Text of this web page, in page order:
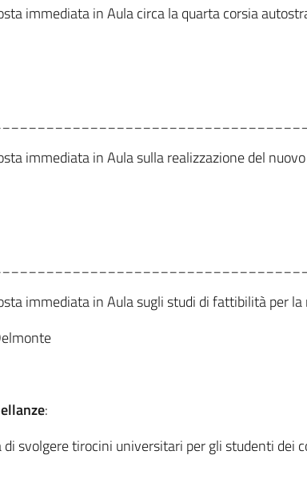
immediata in Aula circa la quarta corsia
immediata in Aula sulla realizzazione del
immediata in Aula sugli studi di fattibilità per
:
svolgere tirocini universitari per gli studenti dei